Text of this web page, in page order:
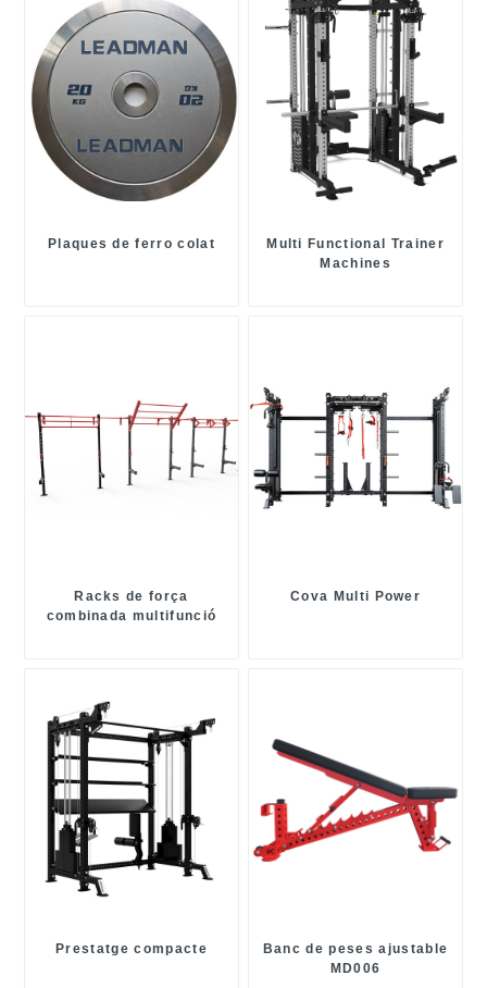
Plaques de ferro colat
Multi Functional Trainer
Machines
Racks de força
combinada multifunció
Cova Multi Power
Prestatge compacte
Banc de peses ajustable
MD006